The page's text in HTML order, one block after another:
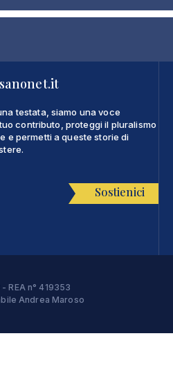
testata, siamo una voce
contributo, proteggi il pluralismo
e permetti a queste storie di
Sostienici
REA n° 419353
Andrea Maroso